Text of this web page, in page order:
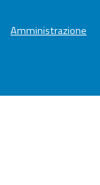
Amministrazione